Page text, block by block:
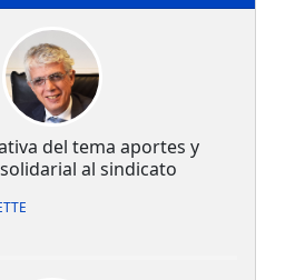
del tema aportes y
al sindicato